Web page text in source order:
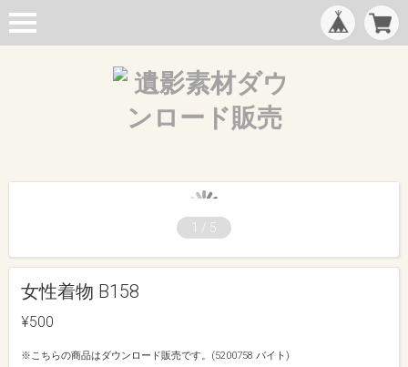
1 / 5
女性着物 B158
¥500
※こちらの商品はダウンロード販売です。(5200758 バイト)